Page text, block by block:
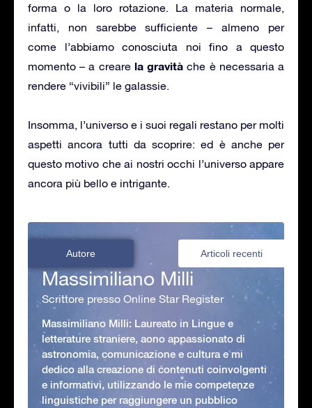
forma o la loro rotazione. La materia normale,
infatti, non sarebbe sufficiente – almeno per
come l’abbiamo conosciuta noi fino a questo
momento – a creare la gravità che è necessaria a
rendere “vivibili” le galassie.
Insomma, l’universo e i suoi regali restano per molti
aspetti ancora tutti da scoprire: ed è anche per
questo motivo che ai nostri occhi l’universo appare
ancora più bello e intrigante.
Autore Articoli recenti
Massimiliano Milli
Scrittore presso Online Star Register
Massimiliano Milli: Laureato in Lingue e
letterature straniere, aono appassionato di
astronomia, comunicazione e cultura e mi
dedico alla creazione di contenuti coinvolgenti
e informativi, utilizzando le mie competenze
linguistiche per raggiungere un pubblico